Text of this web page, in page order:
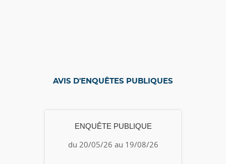
AVIS D'ENQUÊTES PUBLIQUES
ENQUÊTE PUBLIQUE
du 20/05/26 au 19/08/26